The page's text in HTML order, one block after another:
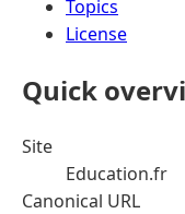
Topics
License
Quick
Site
Education.fr
Canonical URL